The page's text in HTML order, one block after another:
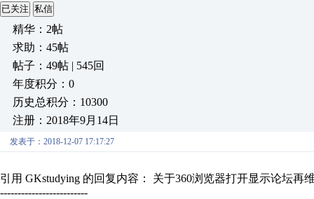
已关注 私信
精华：2帖
求助：45帖
帖子：49帖 | 545回
年度积分：0
历史总积分：10300
注册：2018年9月14日
发表于：2018-12-07 17:17:27
引用 GKstudying 的回复内容： 关于360浏览器打开显示论坛再
-------------------------